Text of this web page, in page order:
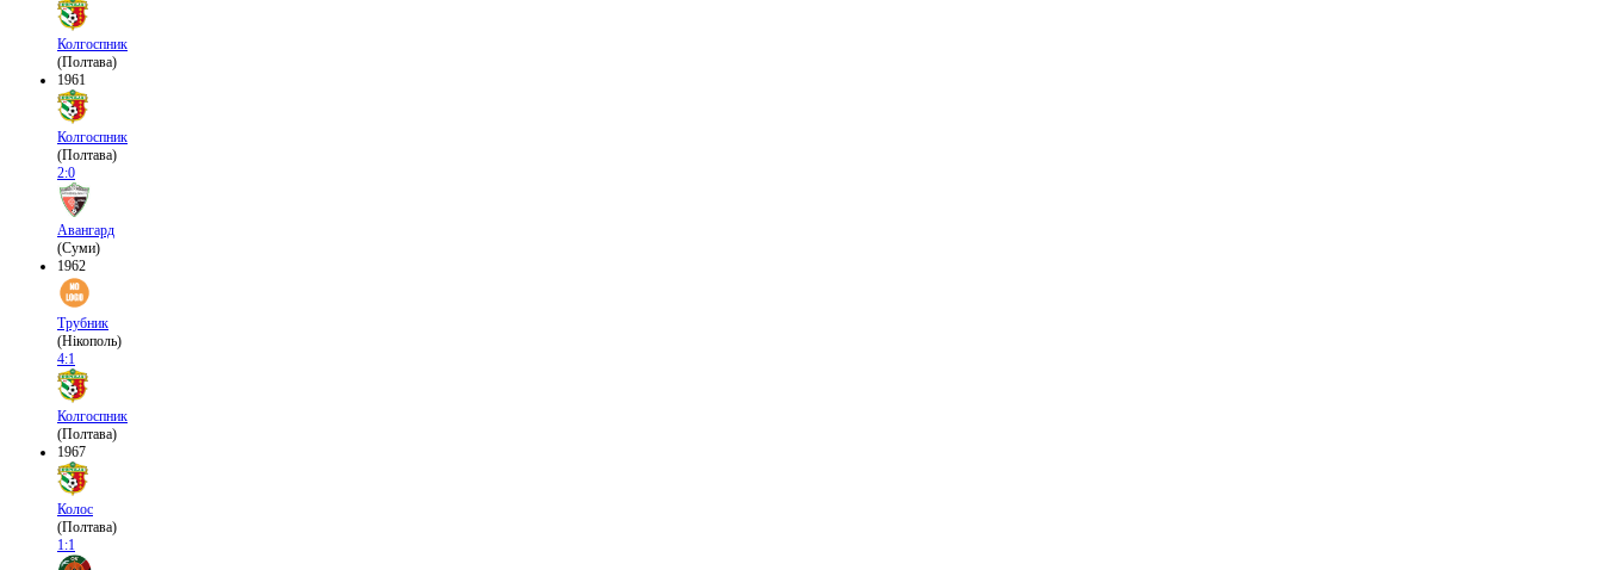
Колгоспник
(Полтава)
1961
Колгоспник
(Полтава)
2:0
Авангард
(Суми)
1962
Трубник
(Нікополь)
4:1
Колгоспник
(Полтава)
1967
Колос
(Полтава)
1:1